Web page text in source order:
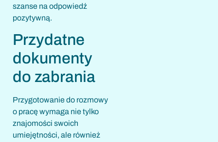
szanse na odpowiedź
pozytywną.
Przydatne
dokumenty
do zabrania
Przygotowanie do rozmowy
o pracę wymaga nie tylko
znajomości swoich
umiejętności, ale również